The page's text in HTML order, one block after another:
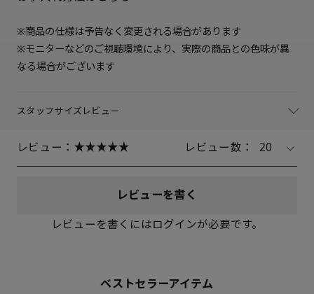
※商品の仕様は予告なく変更される場合があります
※モニターなどのご視聴環境により、実際の商品との色味が異
なる場合がございます
スタッフサイズレビュー
レビュー： レビュー数： 20
レビューを書く
レビューを書くにはログインが必要です。
ベストセラーアイテム